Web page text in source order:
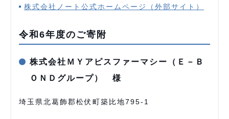
株式会社ノート公式ホームページ（外部サイト）
令和6年度のご寄附
株式会社ＭＹアピスファーマシー（Ｅ－Ｂ
ＯＮＤグループ） 様
埼玉県北葛飾郡松伏町築比地795-1